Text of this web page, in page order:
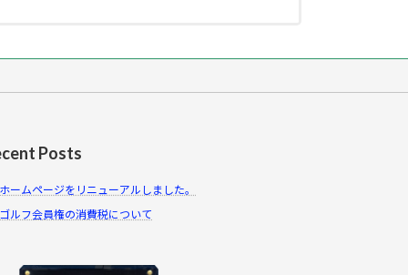
Posts
ホームページをリニューアルしました。
ゴルフ会員権の消費税について